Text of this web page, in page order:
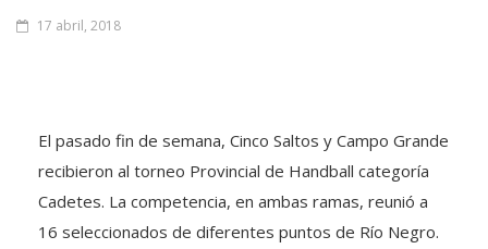
17 abril, 2018
El pasado fin de semana, Cinco Saltos y Campo Grande
recibieron al torneo Provincial de Handball categoría
Cadetes. La competencia, en ambas ramas, reunió a
16 seleccionados de diferentes puntos de Río Negro.